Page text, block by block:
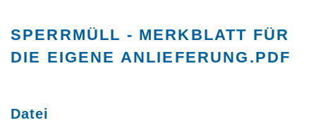
SPERRMÜLL - MERKBLATT FÜR
DIE EIGENE ANLIEFERUNG.PDF
Datei